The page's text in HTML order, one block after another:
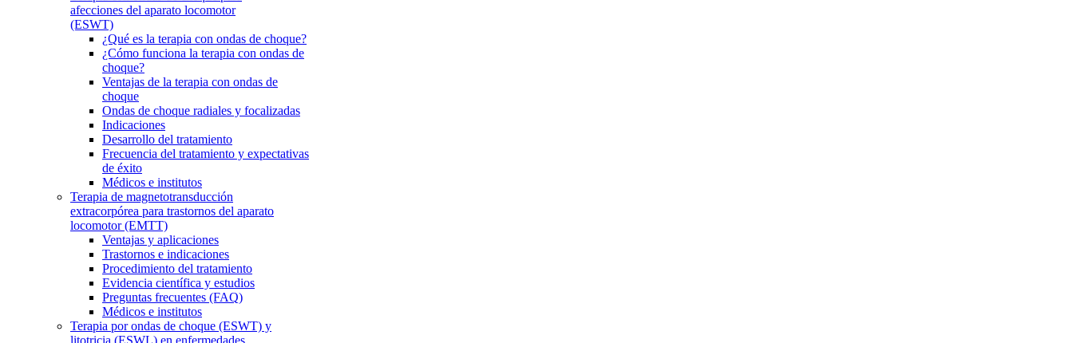
afecciones del aparato locomotor
(ESWT)
¿Qué es la terapia con ondas de choque?
¿Cómo funciona la terapia con ondas de
choque?
Ventajas de la terapia con ondas de
choque
Ondas de choque radiales y focalizadas
Indicaciones
Desarrollo del tratamiento
Frecuencia del tratamiento y expectativas
de éxito
Médicos e institutos
Terapia de magnetotransducción
extracorpórea para trastornos del aparato
locomotor (EMTT)
Ventajas y aplicaciones
Trastornos e indicaciones
Procedimiento del tratamiento
Evidencia científica y estudios
Preguntas frecuentes (FAQ)
Médicos e institutos
Terapia por ondas de choque (ESWT) y
litotricia (ESWL) en enfermedades